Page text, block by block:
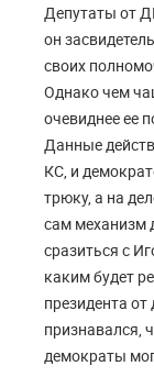
Депутаты от
он
своих
Однако чем
очевиднее ее
Данные
КС, и
трюку, а на
сам механизм
сразиться с
каким будет
президента
признавался,
демократы